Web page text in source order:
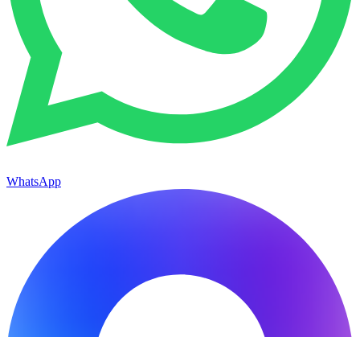
WhatsApp